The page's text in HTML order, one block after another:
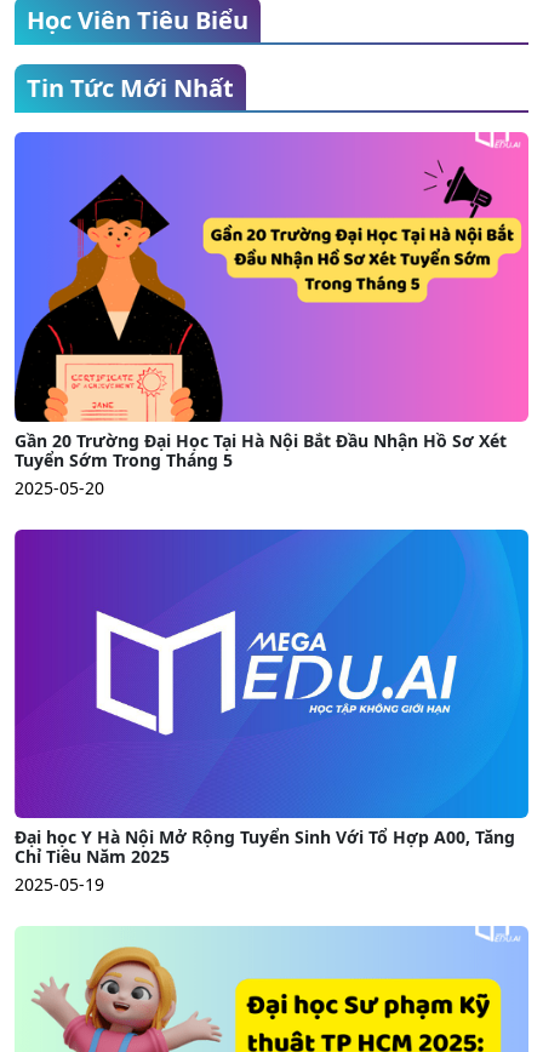
Học Viên Tiêu Biểu
Nguyễn Thế Thái
THPT Yên Hoà
Điểm thi đánh giá năng lực: 119
Tin Tức Mới Nhất
Gần 20 Trường Đại Học Tại Hà Nội Bắt Đầu Nhận Hồ Sơ Xét
Tuyển Sớm Trong Tháng 5
2025-05-20
Đại học Y Hà Nội Mở Rộng Tuyển Sinh Với Tổ Hợp A00, Tăng
Chỉ Tiêu Năm 2025
2025-05-19